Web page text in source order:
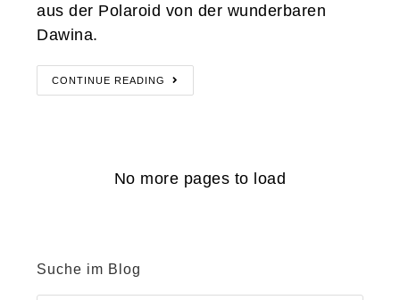
aus der Polaroid von der wunderbaren
Dawina.
CONTINUE READING
No more pages to load
Suche im Blog